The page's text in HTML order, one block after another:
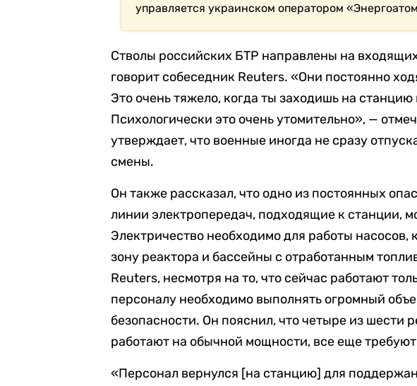
управляется украинском оператором
Стволы российских БТР направлены на
говорит собеседник Reuters. «Они постоянно
Это очень тяжело, когда ты заходишь на
Психологически это очень утомительно», —
утверждает, что военные иногда не сразу
смены.
Он также рассказал, что одно из постоянных
линии электропередач, подходящие к станции,
Электричество необходимо для работы
зону реактора и бассейны с отработанным
Reuters, несмотря на то, что сейчас работают
персоналу необходимо выполнять огромный
безопасности. Он пояснил, что четыре из шести
работают на обычной мощности, все еще
«Персонал вернулся [на станцию] для